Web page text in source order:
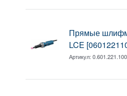
Прямые
LCE
Артикул:0.601.221.100